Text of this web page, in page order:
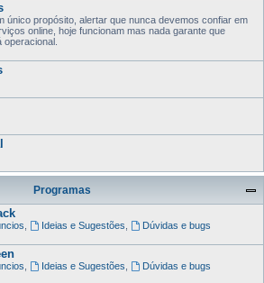
único propósito, alertar que nunca devemos confiar em
online, hoje funcionam mas nada garante que
operacional.
Programas
Ideias e Sugestões
Dúvidas e bugs
Ideias e Sugestões
Dúvidas e bugs